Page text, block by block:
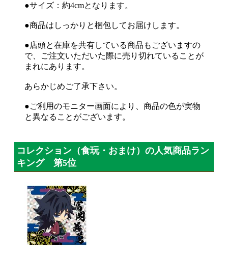
●サイズ：約4cmとなります。
●商品はしっかりと梱包してお届けします。
●店頭と在庫を共有している商品もございますの
で、ご注文いただいた際に売り切れていることが
まれにあります。
あらかじめご了承下さい。
●ご利用のモニター画面により、商品の色が実物
と異なることがございます。
コレクション（食玩・おまけ）の人気商品ラン
キング 第5位